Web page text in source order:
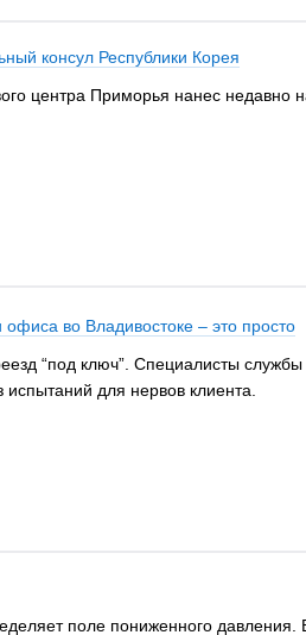
консул Республики Корея
центра Приморья нанес недавно
во Владивостоке – это просто
“под ключ”. Специалисты
для нервов клиента.
поле пониженного